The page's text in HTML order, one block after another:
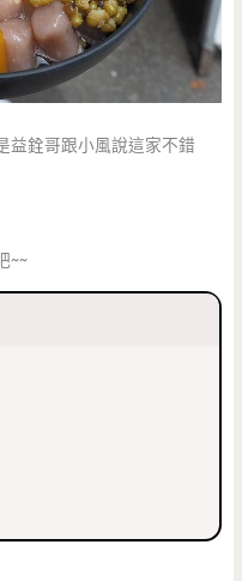
益銓哥跟小風說這家不錯
~~